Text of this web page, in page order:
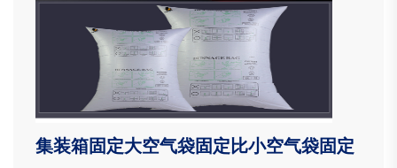
集装箱固定大空气袋固定比小空气袋固定